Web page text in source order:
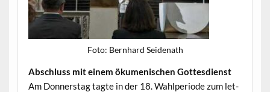
Foto: Bern­hard Seidenath
Abschluss mit einem öku­menis­chen Gottesdienst
Am Don­ner­stag tagte in der 18. Wahlpe­ri­ode zum let­